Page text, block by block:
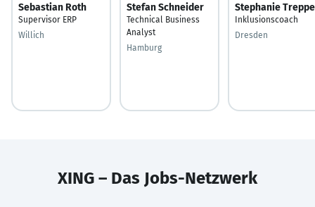
Sebastian Roth
Supervisor ERP
Willich
Stefan Schneider
Technical Business
Analyst
Hamburg
Stephanie Treppe
Inklusionscoach
Dresden
XING – Das Jobs-Netzwerk